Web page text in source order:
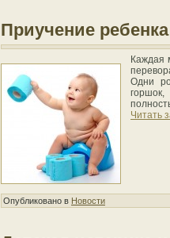
Приучение
Каждая
Одни
Читать
Опубликовано в Новости